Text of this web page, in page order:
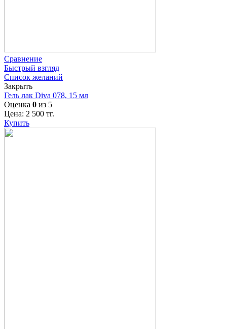
Сравнение
Быстрый взгляд
Список желаний
Закрыть
Гель лак Diva 078, 15 мл
Оценка 0 из 5
Цена: 2 500 тг.
Купить